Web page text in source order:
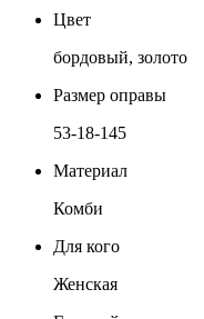
Цвет
бордовый, золото
Размер оправы
53-18-145
Материал
Комби
Для кого
Женская